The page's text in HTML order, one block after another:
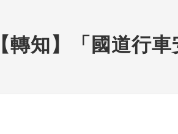
【轉知】「國道行